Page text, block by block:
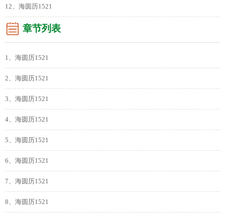
12、海圆历1521
章节列表
1、海圆历1521
2、海圆历1521
3、海圆历1521
4、海圆历1521
5、海圆历1521
6、海圆历1521
7、海圆历1521
8、海圆历1521